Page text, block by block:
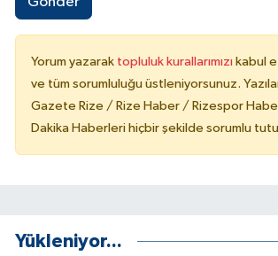
Yorum yazarak topluluk kurallarımızı kabul
ve tüm sorumluluğu üstleniyorsunuz.
Gazete Rize / Rize Haber / Rizespor
Dakika Haberleri hiçbir şekilde sorumlu
Yükleniyor...